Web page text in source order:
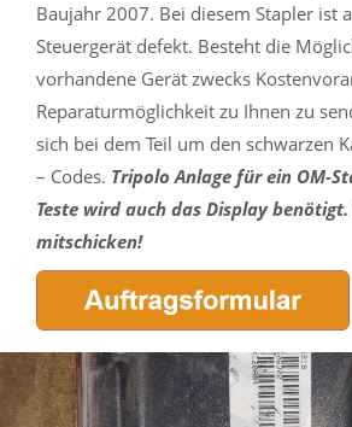
Baujahr 2007. Bei diesem Stapler ist
Steuergerät defekt. Besteht die
vorhandene Gerät zwecks
Reparaturmöglichkeit zu Ihnen zu
sich bei dem Teil um den schwarzen
– Codes. Tripolo Anlage für ein OM-
Teste wird auch das Display
mitschicken!